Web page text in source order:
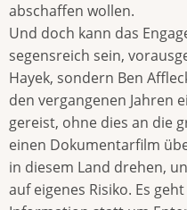
abschaffen wollen.
Und doch kann das
segensreich sein,
Hayek, sondern Ben
den vergangenen Jahren
gereist, ohne dies an die
einen Dokumentarfilm
in diesem Land drehen,
auf eigenes Risiko. Es